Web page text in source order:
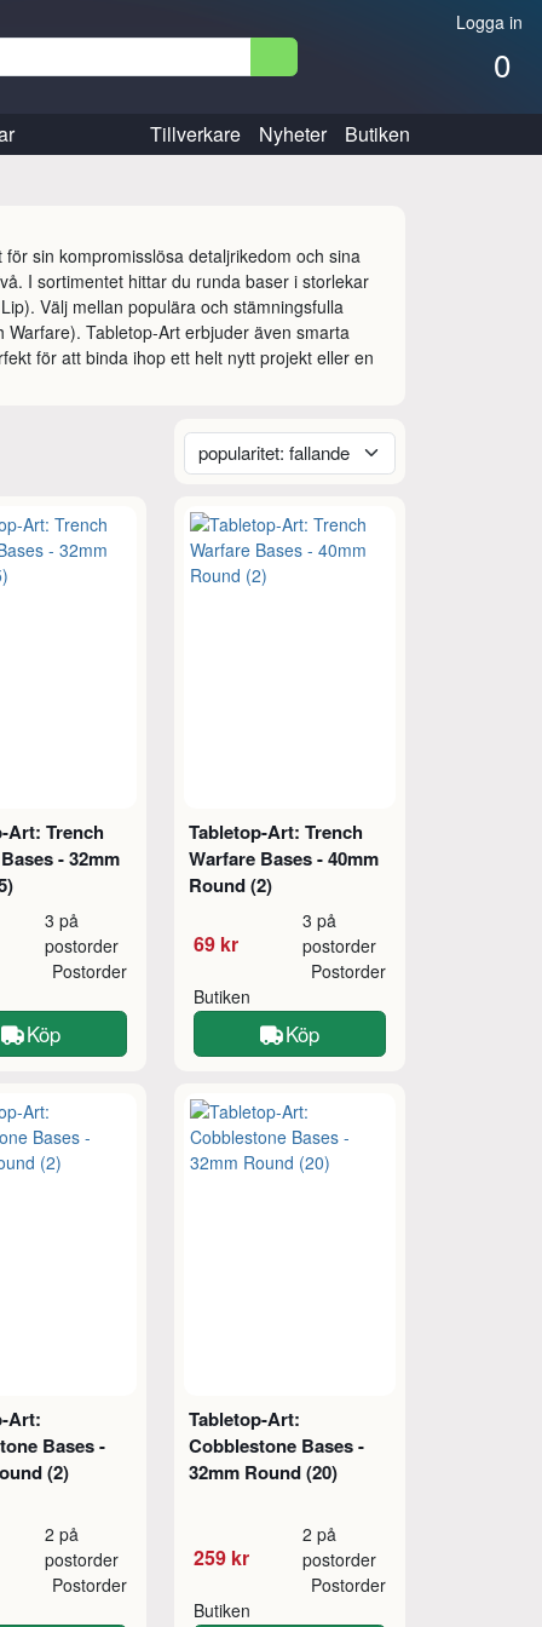
Logga in
0
Tillverkare Nyheter Butiken
sin kompromisslösa detaljrikedom och sina
I sortimentet hittar du runda baser i storlekar
Välj mellan populära och stämningsfulla
Tabletop-Art erbjuder även smarta
för att binda ihop ett helt nytt projekt eller en
Art: Trench
- 32mm
3 på
postorder
Postorder
Köp
Tabletop-Art: Trench
Warfare Bases - 40mm
Round (2)
69 kr
3 på
postorder
Butiken
Postorder
Köp
Art:
Bases -
(2)
2 på
postorder
Postorder
Tabletop-Art:
Cobblestone Bases -
32mm Round (20)
259 kr
2 på
postorder
Butiken
Postorder